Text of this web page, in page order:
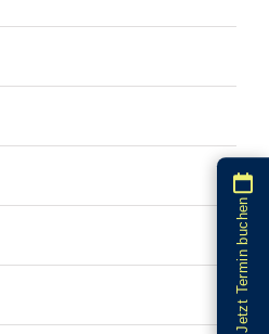
Jetzt Termin buchen